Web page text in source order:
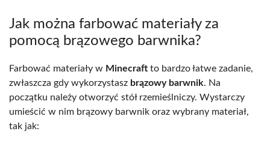
Jak można farbować materiały za
pomocą brązowego barwnika?
Farbować materiały w Minecraft to bardzo łatwe zadanie,
zwłaszcza gdy wykorzystasz brązowy barwnik. Na
początku należy otworzyć stół rzemieślniczy. Wystarczy
umieścić w nim brązowy barwnik oraz wybrany materiał,
tak jak: